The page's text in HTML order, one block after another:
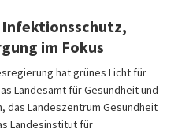
Infektionsschutz,
im Fokus
hat grünes Licht für
Landesamt für Gesundheit und
das Landeszentrum Gesundheit
Landesinstitut für